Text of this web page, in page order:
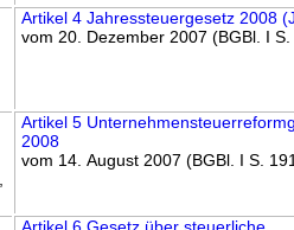
Artikel 4 Jahressteuergesetz 2008
vom 20. Dezember 2007 (BGBl. I
Artikel 5
2008
vom 14. August 2007 (BGBl. I S.
Artikel 6 Gesetz über steuerliche